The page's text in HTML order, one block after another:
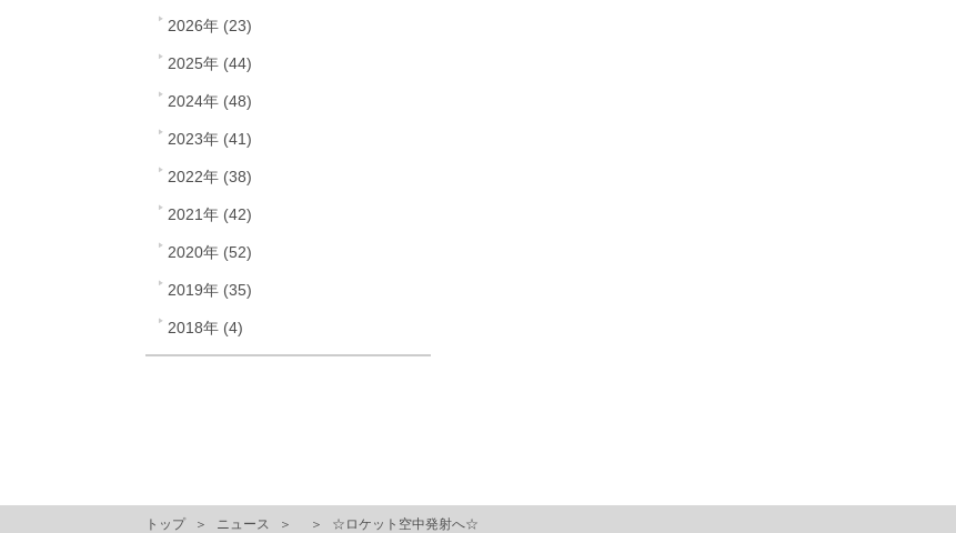
2026年 (23)
2025年 (44)
2024年 (48)
2023年 (41)
2022年 (38)
2021年 (42)
2020年 (52)
2019年 (35)
2018年 (4)
トップ ニュース ☆ロケット空中発射へ☆